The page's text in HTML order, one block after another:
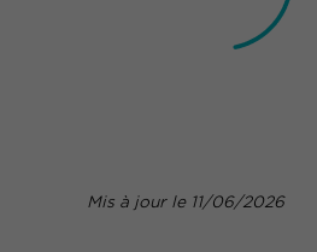
Mis à jour le 11/06/2026